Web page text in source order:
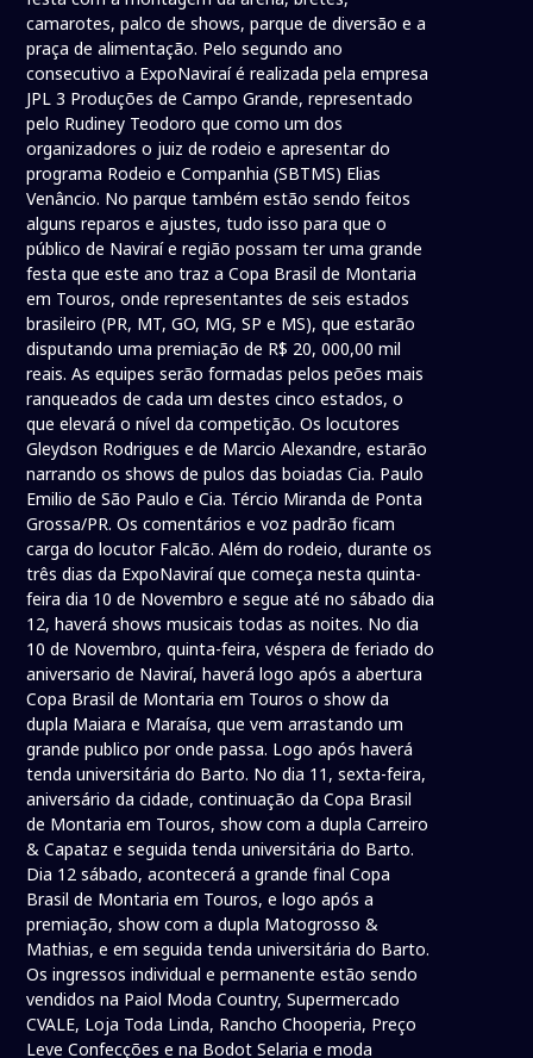
camarotes, palco de shows, parque de diversão e a
praça de alimentação. Pelo segundo ano
consecutivo a ExpoNaviraí é realizada pela empresa
JPL 3 Produções de Campo Grande, representado
pelo Rudiney Teodoro que como um dos
organizadores o juiz de rodeio e apresentar do
programa Rodeio e Companhia (SBTMS) Elias
Venâncio. No parque também estão sendo feitos
alguns reparos e ajustes, tudo isso para que o
público de Naviraí e região possam ter uma grande
festa que este ano traz a Copa Brasil de Montaria
em Touros, onde representantes de seis estados
brasileiro (PR, MT, GO, MG, SP e MS), que estarão
disputando uma premiação de R$ 20, 000,00 mil
reais. As equipes serão formadas pelos peões mais
ranqueados de cada um destes cinco estados, o
que elevará o nível da competição. Os locutores
Gleydson Rodrigues e de Marcio Alexandre, estarão
narrando os shows de pulos das boiadas Cia. Paulo
Emilio de São Paulo e Cia. Tércio Miranda de Ponta
Grossa/PR. Os comentários e voz padrão ficam
carga do locutor Falcão. Além do rodeio, durante os
três dias da ExpoNaviraí que começa nesta quinta-
feira dia 10 de Novembro e segue até no sábado dia
12, haverá shows musicais todas as noites. No dia
10 de Novembro, quinta-feira, véspera de feriado do
aniversario de Naviraí, haverá logo após a abertura
Copa Brasil de Montaria em Touros o show da
dupla Maiara e Maraísa, que vem arrastando um
grande publico por onde passa. Logo após haverá
tenda universitária do Barto. No dia 11, sexta-feira,
aniversário da cidade, continuação da Copa Brasil
de Montaria em Touros, show com a dupla Carreiro
& Capataz e seguida tenda universitária do Barto.
Dia 12 sábado, acontecerá a grande final Copa
Brasil de Montaria em Touros, e logo após a
premiação, show com a dupla Matogrosso &
Mathias, e em seguida tenda universitária do Barto.
Os ingressos individual e permanente estão sendo
vendidos na Paiol Moda Country, Supermercado
CVALE, Loja Toda Linda, Rancho Chooperia, Preço
Leve Confecções e na Bodot Selaria e moda